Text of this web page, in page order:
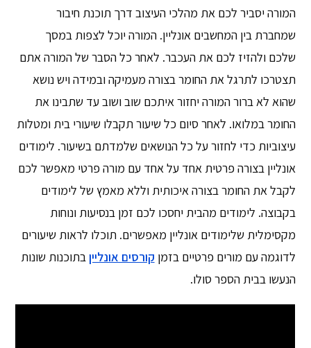
המורה יסביר לכם את מהלכי העיצוב דרך תוכנת חיבור
שמחברת בין המחשבים אונליין. המורה יוכל לצפות במסך
שלכם ולהזיז לכם את העכבר. לאחר כל הסבר של המורה אתם
תצטרכו לתרגל את החומר בצורה מעמיקה ובמידה ויש נושא
שהוא לא ברור המורה יחזור איתכם שוב ושוב עד שתבינו את
החומר במלואו. לאחר סיום כל שיעור תקבלו שיעורי בית ומטלות
עיצוביות כדי לחזור על כל הנושאים שלמדתם בשיעור. לימודים
אונליין בצורה פרטית אחד על אחד עם מורה פרטי מאפשר לכם
לקבל את החומר בצורה איכותית וללא מאמץ של לימודים
בקבוצה. לימודים מהבית יחסכו לכם זמן בנסיעות ונוחות
מקסימלית שלימודים אונליין מאפשרים. תוכלו לראות שיעורים
לדוגמה עם מורים פרטיים בזמן קורסים אונלייןבתוכנות שונות
הנעשו בבית הספר סולו.